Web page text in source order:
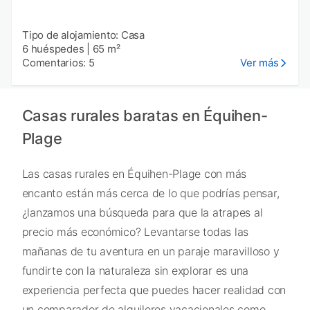
Tipo de alojamiento: Casa
6 huéspedes
65 m²
Comentarios: 5
Ver más
Casas rurales baratas en Équihen-
Plage
Las casas rurales en Équihen-Plage con más
encanto están más cerca de lo que podrías pensar,
¿lanzamos una búsqueda para que la atrapes al
precio más económico? Levantarse todas las
mañanas de tu aventura en un paraje maravilloso y
fundirte con la naturaleza sin explorar es una
experiencia perfecta que puedes hacer realidad con